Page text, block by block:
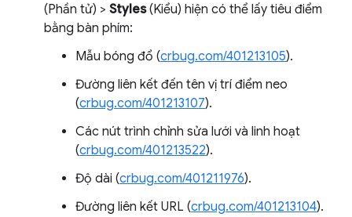
(Phần tử) > Styles(Kiểu) hiện có thể lấy tiêu điểm
bằng bàn phím:
Mẫu bóng đổ (crbug.com/401213105).
Đường liên kết đến tên vị trí điểm neo
(crbug.com/401213107).
Các nút trình chỉnh sửa lưới và linh hoạt
(crbug.com/401213522).
Độ dài (crbug.com/401211976).
Đường liên kết URL (crbug.com/401213104).